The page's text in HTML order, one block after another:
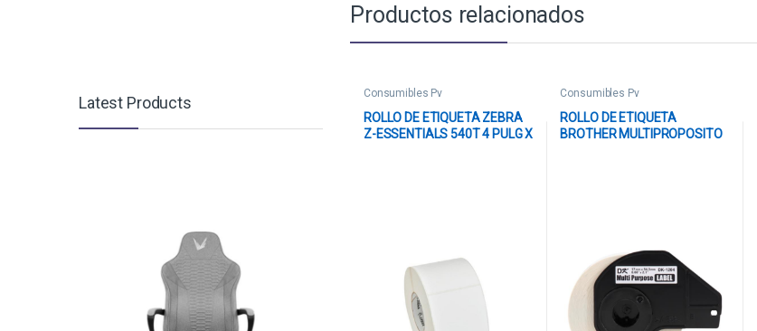
Productos relacionados
Consumibles Pv
ROLLO DE ETIQUETA ZEBRA
Z-ESSENTIALS 540T 4 PULG X
Consumibles Pv
ROLLO DE ETIQUETA
BROTHER MULTIPROPOSITO
Latest Products